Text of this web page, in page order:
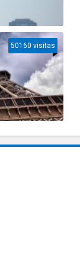
50160 visitas